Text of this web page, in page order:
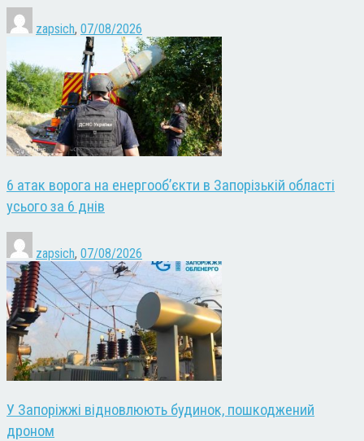
zapsich, 07/08/2026
6 атак ворога на енергооб’єкти в Запорізькій області
усього за 6 днів
zapsich, 07/08/2026
У Запоріжжі відновлюють будинок, пошкоджений
дроном